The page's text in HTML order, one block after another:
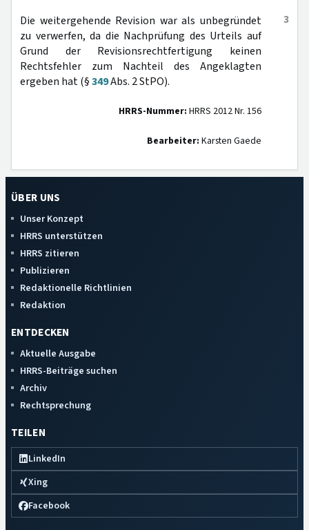
3
Die weitergehende Revision war als unbegründet
zu verwerfen, da die Nachprüfung des Urteils auf
Grund der Revisionsrechtfertigung keinen
Rechtsfehler zum Nachteil des Angeklagten
ergeben hat (§349Abs. 2 StPO).
HRRS-Nummer: HRRS 2012 Nr. 156
Bearbeiter: Karsten Gaede
ÜBER UNS
Unser Konzept
HRRS unterstützen
HRRS zitieren
Publizieren
Redaktionelle Richtlinien
Redaktion
ENTDECKEN
Aktuelle Ausgabe
HRRS-Beiträge suchen
Archiv
Rechtsprechung
TEILEN
LinkedIn
Xing
Facebook